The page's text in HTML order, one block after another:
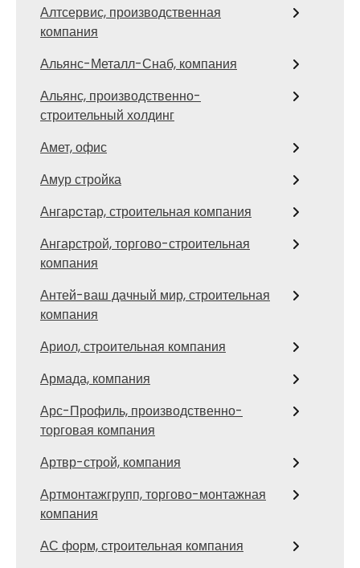
Алтсервис, производственная
компания
Альянс-Металл-Снаб, компания
Альянс, производственно-
строительный холдинг
Амет, офис
Амур стройка
Ангарcтар, строительная компания
Ангарстрой, торгово-строительная
компания
Антей-ваш дачный мир, строительная
компания
Ариол, строительная компания
Армада, компания
Арс-Профиль, производственно-
торговая компания
Артвр-строй, компания
Артмонтажгрупп, торгово-монтажная
компания
АС форм, строительная компания